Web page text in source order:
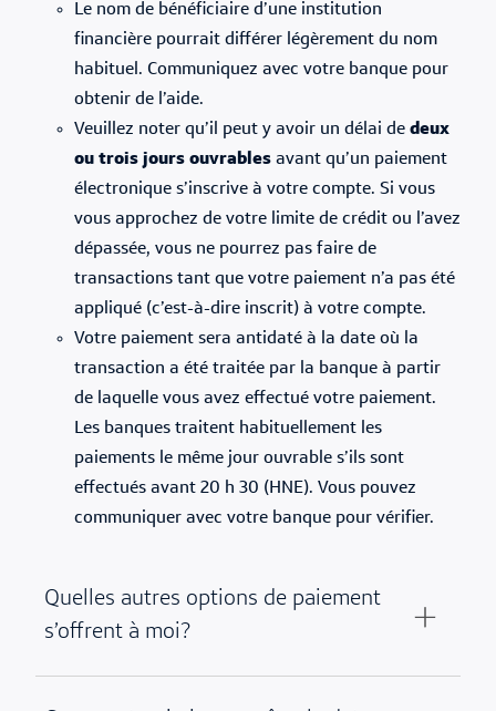
Le nom de bénéficiaire d’une institution
financière pourrait différer légèrement du nom
habituel. Communiquez avec votre banque pour
obtenir de l’aide.
Veuillez noter qu’il peut y avoir un délai de deux
ou trois jours ouvrables avant qu’un paiement
électronique s’inscrive à votre compte. Si vous
vous approchez de votre limite de crédit ou l’avez
dépassée, vous ne pourrez pas faire de
transactions tant que votre paiement n’a pas été
appliqué (c’est-à-dire inscrit) à votre compte.
Votre paiement sera antidaté à la date où la
transaction a été traitée par la banque à partir
de laquelle vous avez effectué votre paiement.
Les banques traitent habituellement les
paiements le même jour ouvrable s’ils sont
effectués avant 20 h 30 (HNE). Vous pouvez
communiquer avec votre banque pour vérifier.
Quelles autres options de paiement
s’offrent à moi?